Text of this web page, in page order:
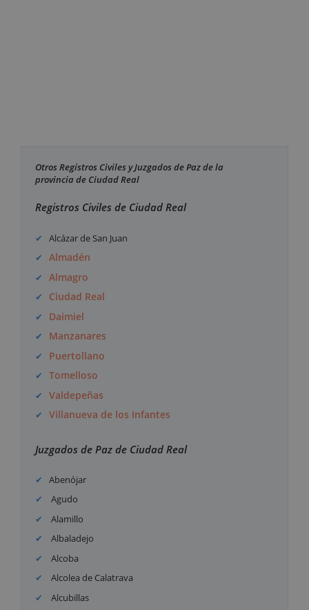
Otros Registros Civiles y Juzgados de Paz de la
provincia de Ciudad Real
Registros Civiles de Ciudad Real
Alcázar de San Juan
Almadén
Almagro
Ciudad Real
Daimiel
Manzanares
Puertollano
Tomelloso
Valdepeñas
Villanueva de los Infantes
Juzgados de Paz de Ciudad Real
Abenójar
Agudo
Alamillo
Albaladejo
Alcoba
Alcolea de Calatrava
Alcubillas